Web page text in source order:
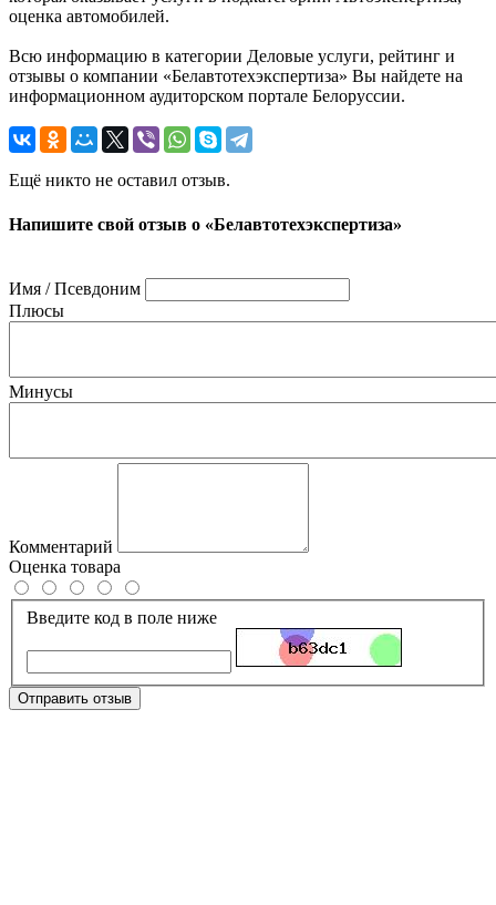
оценка автомобилей.
Всю информацию в категории Деловые услуги, рейтинг и
отзывы о компании «Белавтотехэкспертиза» Вы найдете на
информационном аудиторском портале Белоруссии.
Ещё никто не оставил отзыв.
Напишите свой отзыв о «Белавтотехэкспертиза»
Имя / Псевдоним
Плюсы
Минусы
Комментарий
Оценка товара
Введите код в поле ниже
Отправить отзыв